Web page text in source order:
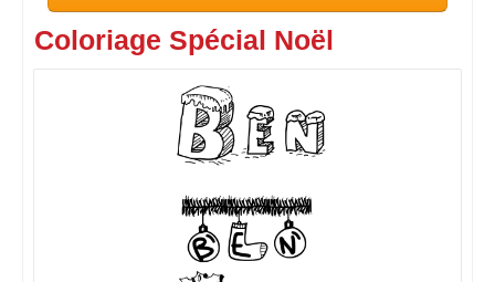
Coloriage Spécial Noël